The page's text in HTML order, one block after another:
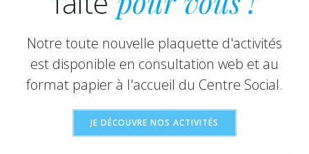
Notre toute nouvelle plaquette d'activités
est disponible en consultation web et au
format papier à l'accueil du Centre Social.
JE DÉCOUVRE NOS ACTIVITÉS